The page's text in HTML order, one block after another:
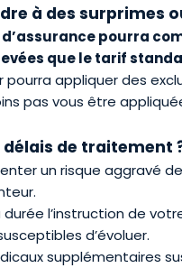
à des surprimes
’assurance pourra
que le tarif
pourra appliquer des
pas vous être
délais de traitement
un risque aggravé
l’instruction de
d’évoluer.
supplémentaires